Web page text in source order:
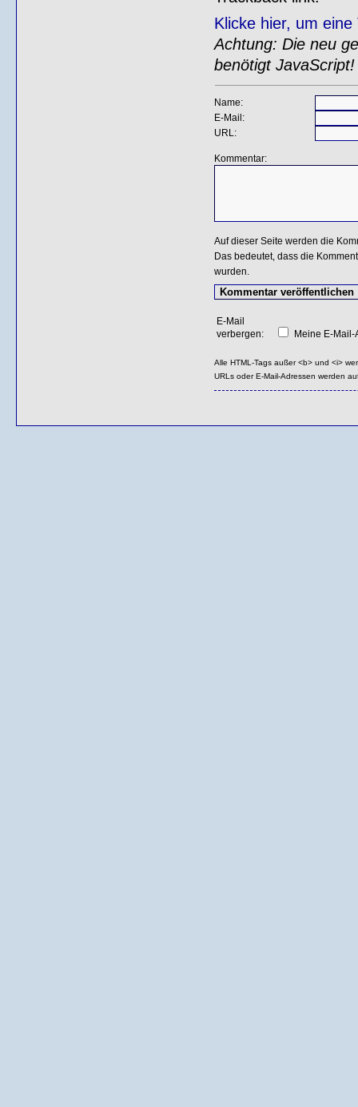
Klicke hier, um
Achtung: Die neu
benötigt JavaScript!
Name:
E-Mail:
URL:
Kommentar:
Auf dieser Seite werden die
Das bedeutet, dass die
wurden.
E-Mail
verbergen:
Meine E-
Alle HTML-Tags außer <b> und <i>
URLs oder E-Mail-Adressen werden